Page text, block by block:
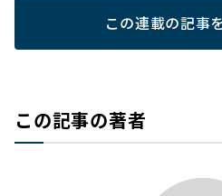
この連載の記事
この記事の著者